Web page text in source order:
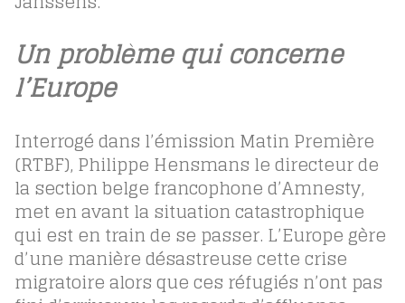
Un problème qui concerne
l’Europe
Interrogé dans l’émission Matin Première
(RTBF), Philippe Hensmans le directeur de
la section belge francophone d’Amnesty,
met en avant la situation catastrophique
qui est en train de se passer. L’Europe gère
d’une manière désastreuse cette crise
migratoire alors que ces réfugiés n’ont pas